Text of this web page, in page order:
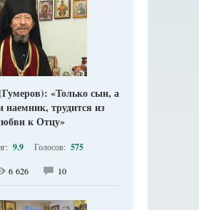
«Только сын, а
наемник, трудится из
к Отцу»
9.9 Голосов: 575
6 626 10